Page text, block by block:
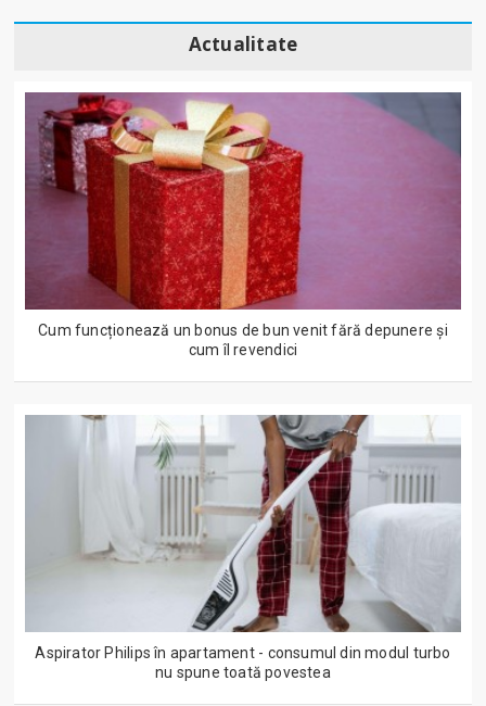
Actualitate
Cum funcționează un bonus de bun venit fără depunere și
cum îl revendici
Aspirator Philips în apartament - consumul din modul turbo
nu spune toată povestea